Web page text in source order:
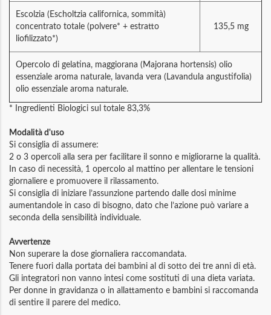
Escolzia (Escholtzia californica, sommità)
concentrato totale (polvere* + estratto
liofilizzato*)
135,5 mg
Opercolo di gelatina, maggiorana (Majorana hortensis) olio
essenziale aroma naturale, lavanda vera (Lavandula angustifolia)
olio essenziale aroma naturale.
* Ingredienti Biologici sul totale 83,3%
Modalità d'uso
Si consiglia di assumere:
2 o 3 opercoli alla sera per facilitare il sonno e migliorarne la qualità.
In caso di necessità, 1 opercolo al mattino per allentare le tensioni
giornaliere e promuovere il rilassamento.
Si consiglia di iniziare l’assunzione partendo dalle dosi minime
aumentandole in caso di bisogno, dato che l’azione può variare a
seconda della sensibilità individuale.
Avvertenze
Non superare la dose giornaliera raccomandata.
Tenere fuori dalla portata dei bambini al di sotto dei tre anni di età.
Gli integratori non vanno intesi come sostituti di una dieta variata.
Per donne in gravidanza o in allattamento e bambini si raccomanda
di sentire il parere del medico.